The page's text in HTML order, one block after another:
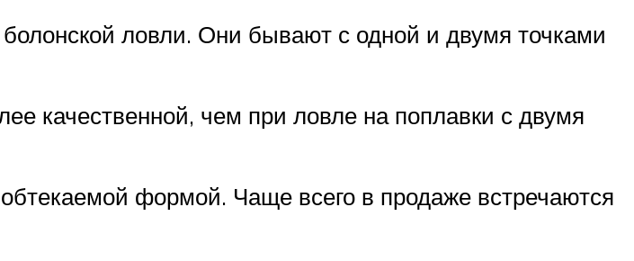
ловли. Они бывают с одной и двумя точками
качественной, чем при ловле на поплавки с двумя
формой. Чаще всего в продаже встречаются